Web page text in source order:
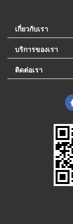
เกี่ยวกับเรา
บริการของเรา
ติดต่อเรา